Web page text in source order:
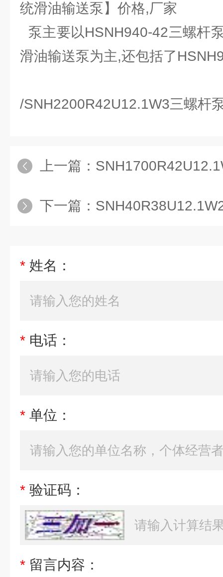
统滑油输送泵】价格,厂家
泵主要以HSNH940-42三螺杆
滑油输送泵为主,还包括了
/SNH2200R42U12.1W3三螺杆
上一篇：
下一篇：
* 姓名：
* 电话：
* 单位：
* 验证码：
* 留言内容：